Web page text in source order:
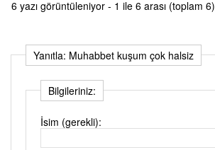
6 yazı görüntüleniyor - 1 ile 6 arası (toplam 6)
Yanıtla: Muhabbet kuşum çok halsiz
Bilgileriniz:
İsim (gerekli):